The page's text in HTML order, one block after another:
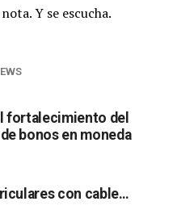
Y se escucha.
fortalecimiento del
bonos en moneda
con cable…